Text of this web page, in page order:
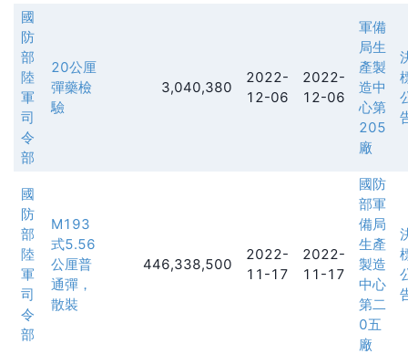
國
防
部
陸
軍
司
令
部
20公厘
彈藥檢
驗
3,040,380
2022-
12-06
2022-
12-06
軍備
局生
產製
造中
心第
205
廠
國
防
部
陸
軍
司
令
部
M193
式5.56
公厘普
通彈，
散裝
446,338,500
2022-
11-17
2022-
11-17
國防
部軍
備局
生產
製造
中心
第二
0五
廠